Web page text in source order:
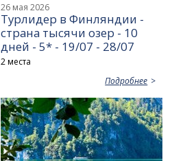
26 мая 2026
Турлидер в Финляндии -
страна тысячи озер - 10
дней - 5* - 19/07 - 28/07
2 места
Подробнее